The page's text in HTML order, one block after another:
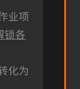
业项
锁各
化为